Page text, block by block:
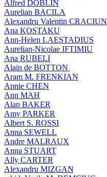
Alfred DOBLIN
Aurelian BACILA
Alexandru Valentin CRACIUN
Ana KOSTAKU
Ann-Helen LAESTADIUS
Aurelian-Nicolae IFTIMIU
Ana RUBELI
Alain de BOTTON
Aram Μ. FRENKIAN
Annie CHEN
Ann MAH
Alan BAKER
Amy PARKER
Albert S. ROSSI
Anna SEWELL
Andre MALRAUX
Anna STUART
Ally CARTER
Alexandru MIZGAN